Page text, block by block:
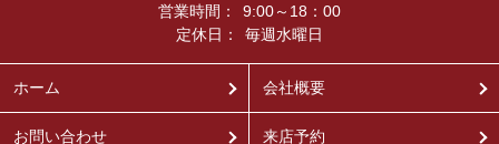
営業時間：
9:00～18：00
定休日：
毎週水曜日
ホーム 会社概要
お問い合わせ 来店予約